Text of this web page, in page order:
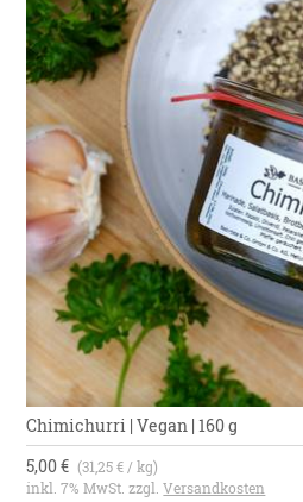
Chimichurri | Vegan | 160 g
5,00 € (31,25 € / kg)
inkl. 7% MwSt. zzgl.Versandkosten